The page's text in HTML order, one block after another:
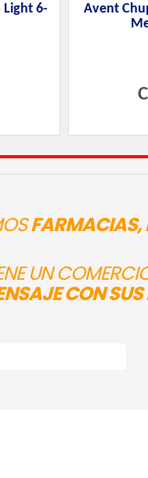
Light 6-
Avent
FARMACIAS,
UN
CON